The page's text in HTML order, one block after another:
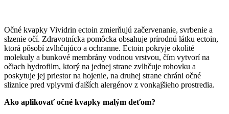
Očné kvapky Vividrin ectoin zmierňujú začervenanie, svrbenie a
slzenie očí. Zdravotnícka pomôcka obsahuje prírodnú látku ectoin,
ktorá pôsobí zvlhčujúco a ochranne. Ectoin pokryje okolité
molekuly a bunkové membrány vodnou vrstvou, čím vytvorí na
očiach hydrofilm, ktorý na jednej strane zvlhčuje rohovku a
poskytuje jej priestor na hojenie, na druhej strane chráni očné
sliznice pred vplyvmi ďalších alergénov z vonkajšieho prostredia.
Ako aplikovať očné kvapky malým deťom?